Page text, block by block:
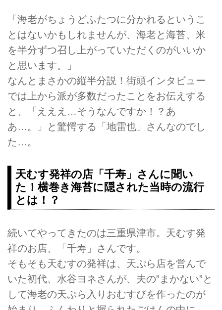
「海老がちょうどふたつに分かれるというこ
とはないかもしれませんが、海老と海苔、米
を半分ずつ召し上がっていただくのがいいか
と思います。」
なんとまさかの縦半分説！街頭インタビュー
では上から派が多数だったことをお伝えする
と、「えええ…そうなんですか！？あ
あ…。」と驚愕する「地雷也」さんなのでし
た…。
天むす発祥の店「千寿」さんに聞い
た！横巻き海苔に隠された当時の流行
とは！？
続いてやってきたのは三重県津市。天むす発
祥のお店、「千寿」さんです。
そもそも天むすの発祥は、天ぷら店を営んで
いた初代、水谷ヨネさんが、夫の”まかない”と
して海老の天ぷら入りおむすびを作ったのが